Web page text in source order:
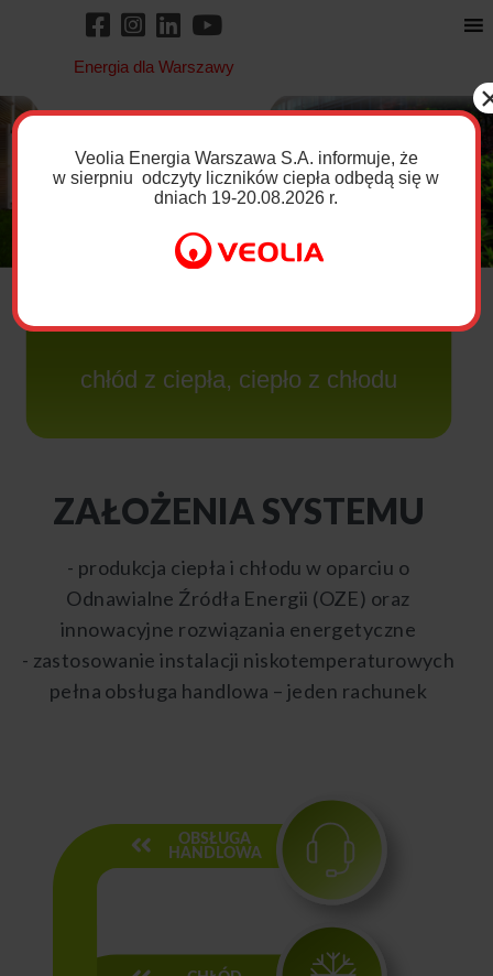
Energia dla Warszawy
Sprzedaż Ciepła i
Chłodu
chłód z ciepła, ciepło z chłodu
ZAŁOŻENIA SYSTEMU
- produkcja ciepła i chłodu w oparciu o
Odnawialne Źródła Energii (OZE) oraz
innowacyjne rozwiązania energetyczne
- zastosowanie instalacji niskotemperaturowych
pełna obsługa handlowa – jeden rachunek
Veolia Energia Warszawa S.A. informuje, że
wsierpniuodczyty liczników ciepła odbędą sięw
dniach 19-20.08.2026 r.